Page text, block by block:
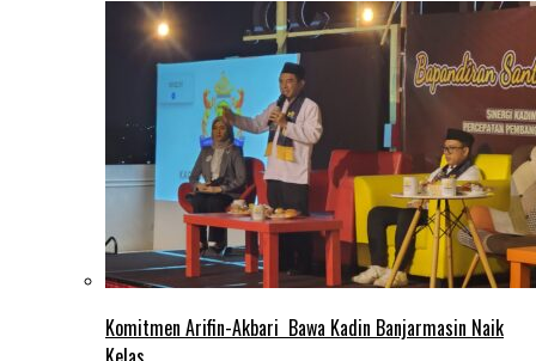
Komitmen Arifin-Akbari Bawa Kadin Banjarmasin Naik